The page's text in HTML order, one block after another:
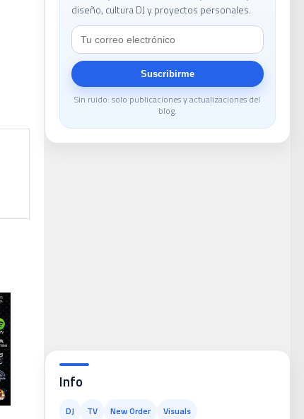
diseño, cultura DJ y proyectos personales.
Suscribirme
Sin ruido: solo publicaciones y actualizaciones del
blog.
Info
DJ TV New Order Visuals